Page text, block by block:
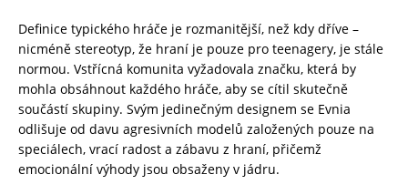
Definice typického hráče je rozmanitější, než kdy dříve –
nicméně stereotyp, že hraní je pouze pro teenagery, je stále
normou. Vstřícná komunita vyžadovala značku, která by
mohla obsáhnout každého hráče, aby se cítil skutečně
součástí skupiny. Svým jedinečným designem se Evnia
odlišuje od davu agresivních modelů založených pouze na
speciálech, vrací radost a zábavu z hraní, přičemž
emocionální výhody jsou obsaženy v jádru.